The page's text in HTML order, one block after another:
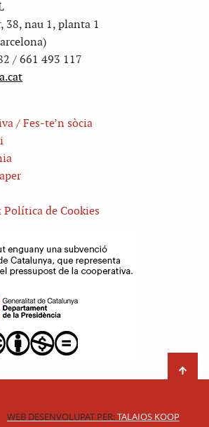
38, nau 1, planta 1
/ 661 493 117
/ Fes-te’n sòcia
Política de Cookies
WEB DESENVOLUPAT PER:TALAIOS KOOP